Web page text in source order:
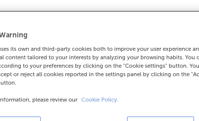
Si quieres pedir cita:
900 815 200 965910953
its own and third-party cookies both to improve your user experience
content tailored to your interests by analyzing your browsing habits. You
to your preferences by clicking on the "Cookie settings" button.
or reject all cookies reported in the settings panel by clicking on the
please review our Cookie Policy.